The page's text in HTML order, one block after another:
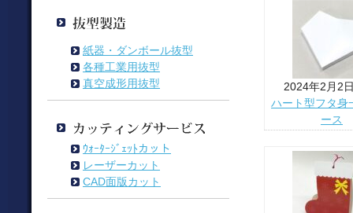
紙器・ダンボール抜型
各種工業用抜型
真空成形用抜型
ｳｫｰﾀｰｼﾞｪｯﾄカット
レーザーカット
CAD面版カット
2024年2月2
ハート型フタ身
ース